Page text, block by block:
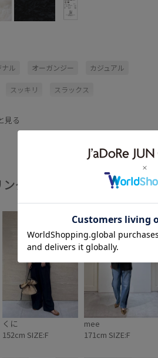
ル オーガンジー カジュアル
スッキリ スラックス
見る
グ 全てみる
くに
152cm SIZE:F
mee
171cm SIZE:F